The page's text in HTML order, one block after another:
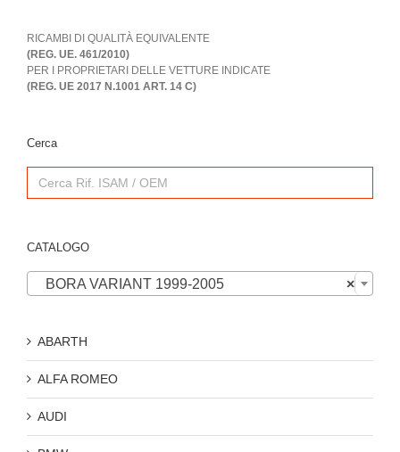
RICAMBI DI QUALITÀ EQUIVALENTE
(REG. UE. 461/2010)
PER I PROPRIETARI DELLE VETTURE INDICATE
(REG. UE 2017 N.1001 ART. 14 C)
Cerca
Search
for:
CATALOGO
×
BORA VARIANT 1999-2005
ABARTH
ALFA ROMEO
AUDI